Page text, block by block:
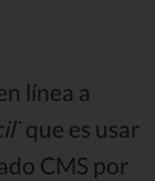
línea a
¨ que es usar
CMS por